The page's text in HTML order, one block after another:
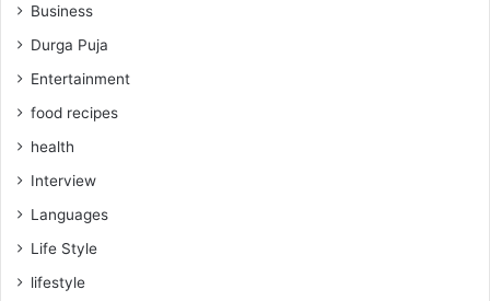
Business
Durga Puja
Entertainment
food recipes
health
Interview
Languages
Life Style
lifestyle